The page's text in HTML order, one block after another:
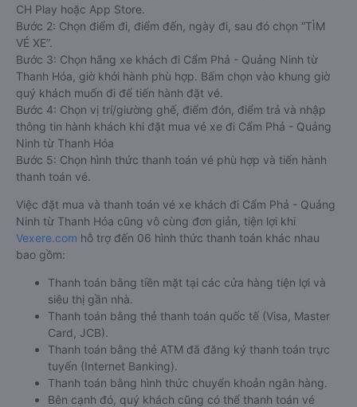
CH Play hoặc App Store.
Bước 2: Chọn điểm đi, điểm đến, ngày đi, sau đó chọn “TÌM
VÉ XE”.
Bước 3: Chọn hãng xe khách đi Cẩm Phả - Quảng Ninh từ
Thanh Hóa, giờ khởi hành phù hợp. Bấm chọn vào khung giờ
quý khách muốn đi để tiến hành đặt vé.
Bước 4: Chọn vị trí/giường ghế, điểm đón, điểm trả và nhập
thông tin hành khách khi đặt mua vé xe đi Cẩm Phả - Quảng
Ninh từ Thanh Hóa
Bước 5: Chọn hình thức thanh toán vé phù hợp và tiến hành
thanh toán vé.
Việc đặt mua và thanh toán vé xe khách đi Cẩm Phả - Quảng
Ninh từ Thanh Hóa cũng vô cùng đơn giản, tiện lợi khi
Vexere.com hỗ trợ đến 06 hình thức thanh toán khác nhau
bao gồm:
Thanh toán bằng tiền mặt tại các cửa hàng tiện lợi và
siêu thị gần nhà.
Thanh toán bằng thẻ thanh toán quốc tế (Visa, Master
Card, JCB).
Thanh toán bằng thẻ ATM đã đăng ký thanh toán trực
tuyến (Internet Banking).
Thanh toán bằng hình thức chuyển khoản ngân hàng.
Bên cạnh đó, quý khách cũng có thể thanh toán vé